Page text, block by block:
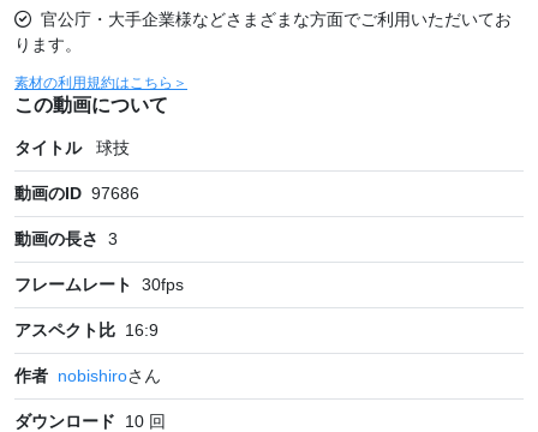
官公庁・大手企業様などさまざまな方面でご利用いただいてお
ります。
素材の利用規約はこちら＞
この動画について
タイトル 球技
動画のID 97686
動画の長さ 3
フレームレート 30fps
アスペクト比 16:9
作者 nobishiroさん
ダウンロード 10 回